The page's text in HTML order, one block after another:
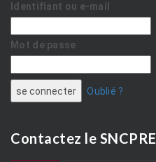
Identifiant ou e-mail
Mot de passe
Oublié ?
Contactez le SNCPRE